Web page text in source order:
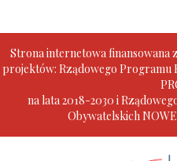
Strona internetowa finansowana
projektów: Rządowego Programu
na lata 2018-2030 i
Obywatelskich